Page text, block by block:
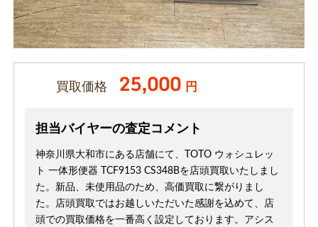
買取価格 25,000 円
担当バイヤーの査定コメント
神奈川県大和市にある店舗にて、TOTO ウォシュレッ
ト 一体形便器 TCF9153 CS348Bを店頭買取いたしまし
た。新品、未使用品のため、高価買取に繋がりまし
た。店頭買取ではお越しいただいた感謝を込めて、店
頭での買取価格を一番高く設定しております。アシス